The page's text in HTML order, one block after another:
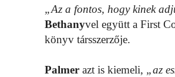
„Az a fontos, hogy kinek
Bethanyvel együtt a First
könyv társszerzője.
Palmer azt is kiemeli, „az